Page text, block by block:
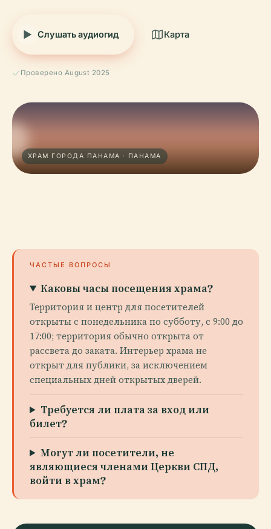
Слушать аудиогид Карта
Проверено August 2025
ХРАМ ГОРОДА ПАНАМА · ПАНАМА
ЧАСТЫЕ ВОПРОСЫ
Каковы часы посещения храма?
Территория и центр для посетителей
открыты с понедельника по субботу, с 9:00 до
17:00; территория обычно открыта от
рассвета до заката. Интерьер храма не
открыт для публики, за исключением
специальных дней открытых дверей.
Требуется ли плата за вход или
билет?
Могут ли посетители, не
являющиеся членами Церкви СПД,
войти в храм?